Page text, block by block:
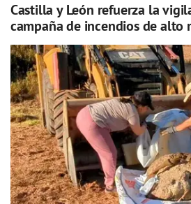
Castilla y León refuerza la
campaña de incendios de alto